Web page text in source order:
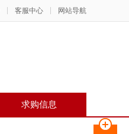
客服中心 网站导航
求购信息